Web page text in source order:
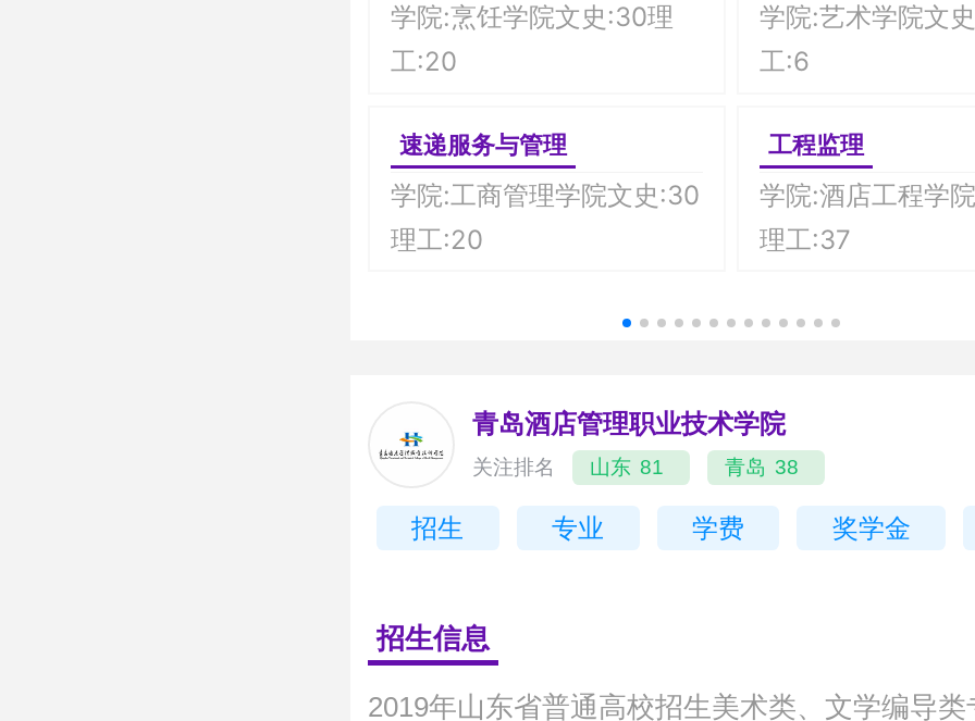
学院:烹饪学院文史:30理
工:20
速递服务与管理
学院:工商管理学院文史:30
理工:20
学院:艺术学院文
工:6
工程监理
学院:酒店工程学
理工:37
青岛酒店管理职业技术学院
关注排名 山东 81 青岛 38
招生 专业 学费 奖学金
招生信息